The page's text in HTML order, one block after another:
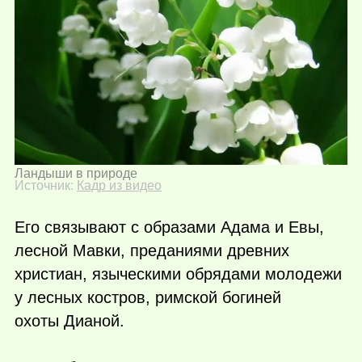
Ландыши в природе
Источник: Кадр из видео
Его связывают с образами Адама и Евы,
лесной Мавки, преданиями древних
христиан, языческими обрядами молодежи
у лесных костров, римской богиней
охоты Дианой.